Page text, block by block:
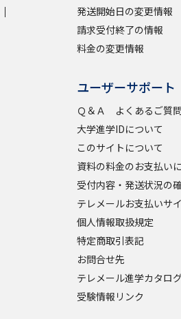
発送開始日の変更情報
請求受付終了の情報
料金の変更情報
ユーザーサポート
Ｑ＆Ａ よくあるご質
大学進学IDについて
このサイトについて
資料の料金のお支払い
受付内容・発送状況の
テレメールお支払いサ
個人情報取扱規定
特定商取引表記
お問合せ先
テレメール進学カタロ
受験情報リンク